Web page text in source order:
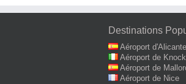
Destinations
Aéroport d'Alicante
Aéroport de Knock
Aéroport de
Aéroport de Nice